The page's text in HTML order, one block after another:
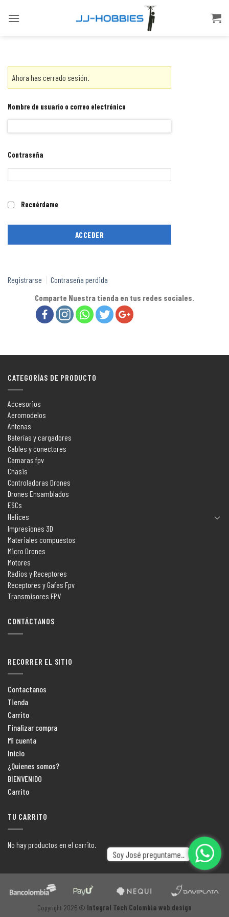
Ahora has cerrado sesión.
Nombre de usuario o correo electrónico
Contraseña
Recuérdame
Registrarse
Contraseña perdida
Comparte Nuestra tienda en tus redes sociales.
CATEGORÍAS DE PRODUCTO
Accesorios
Aeromodelos
Antenas
Baterías y cargadores
Cables y conectores
Camaras fpv
Chasis
Controladoras Drones
Drones Ensamblados
ESCs
Helices
Impresiones 3D
Materiales compuestos
Micro Drones
Motores
Radios y Receptores
Receptores y Gafas Fpv
Transmisores FPV
CONTÁCTANOS
RECORRER EL SITIO
Contactanos
Tienda
Carrito
Finalizar compra
Mi cuenta
Inicio
¿Quienes somos?
BIENVENIDO
Carrito
TU CARRITO
No hay productos en el carrito.
Copyright 2026 © Integral Tech Colombia web design
Soy José preguntame..